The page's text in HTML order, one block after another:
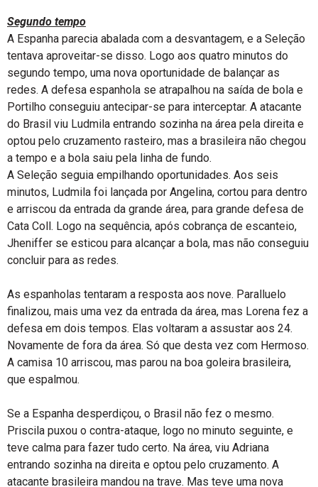
Segundo tempo
A Espanha parecia abalada com a desvantagem, e a Seleção
tentava aproveitar-se disso. Logo aos quatro minutos do
segundo tempo, uma nova oportunidade de balançar as
redes. A defesa espanhola se atrapalhou na saída de bola e
Portilho conseguiu antecipar-se para interceptar. A atacante
do Brasil viu Ludmila entrando sozinha na área pela direita e
optou pelo cruzamento rasteiro, mas a brasileira não chegou
a tempo e a bola saiu pela linha de fundo.
A Seleção seguia empilhando oportunidades. Aos seis
minutos, Ludmila foi lançada por Angelina, cortou para dentro
e arriscou da entrada da grande área, para grande defesa de
Cata Coll. Logo na sequência, após cobrança de escanteio,
Jheniffer se esticou para alcançar a bola, mas não conseguiu
concluir para as redes.
As espanholas tentaram a resposta aos nove. Paralluelo
finalizou, mais uma vez da entrada da área, mas Lorena fez a
defesa em dois tempos. Elas voltaram a assustar aos 24.
Novamente de fora da área. Só que desta vez com Hermoso.
A camisa 10 arriscou, mas parou na boa goleira brasileira,
que espalmou.
Se a Espanha desperdiçou, o Brasil não fez o mesmo.
Priscila puxou o contra-ataque, logo no minuto seguinte, e
teve calma para fazer tudo certo. Na área, viu Adriana
entrando sozinha na direita e optou pelo cruzamento. A
atacante brasileira mandou na trave. Mas teve uma nova